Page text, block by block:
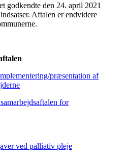
godkendte den 24. april 2021
Aftalen er endvidere
præsentation af
for
ved palliativ pleje